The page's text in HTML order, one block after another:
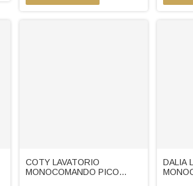
COTY LAVATORIO
MONOCOMANDO PICO
DALIA